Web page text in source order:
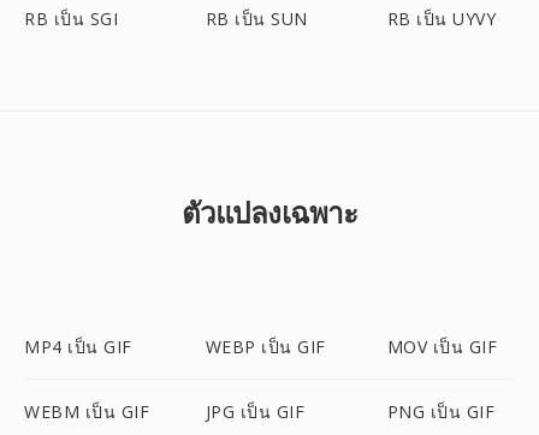
RB เป็น SGI RB เป็น SUN RB เป็น UYVY
ตัวแปลงเฉพาะ
MP4 เป็น GIF WEBP เป็น GIF MOV เป็น GIF
WEBM เป็น GIF JPG เป็น GIF PNG เป็น GIF